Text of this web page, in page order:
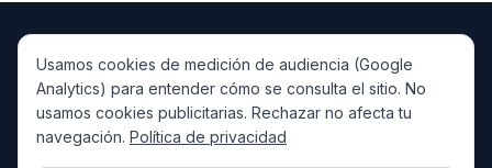
IA PlataformaIA
IA, low-code/AI y automatización para LatAm y España.
ArtículosResúmenes IACasos de ÉxitoKreante
Usamos cookies de medición de audiencia (Google
Analytics) para entender cómo se consulta el sitio. No
usamos cookies publicitarias. Rechazar no afecta tu
navegación. Política de privacidad